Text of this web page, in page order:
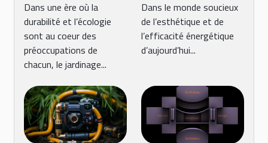
jardinage
Dans une ère où la
durabilité et l’écologie
sont au coeur des
préoccupations de
chacun, le jardinage...
la pose de
fenêtres à Blois
Dans le monde soucieux
de l’esthétique et de
l’efficacité énergétique
d’aujourd’hui...